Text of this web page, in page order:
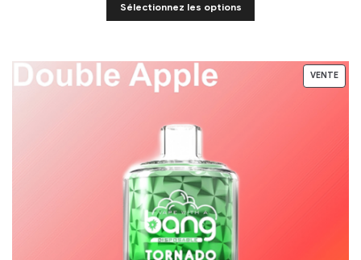
Sélectionnez les options
VENTE